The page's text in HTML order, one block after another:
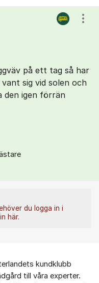
på ett tag så har
sig vid solen och
den igen förrän
du logga in i
här.
kundklubb
till våra experter.